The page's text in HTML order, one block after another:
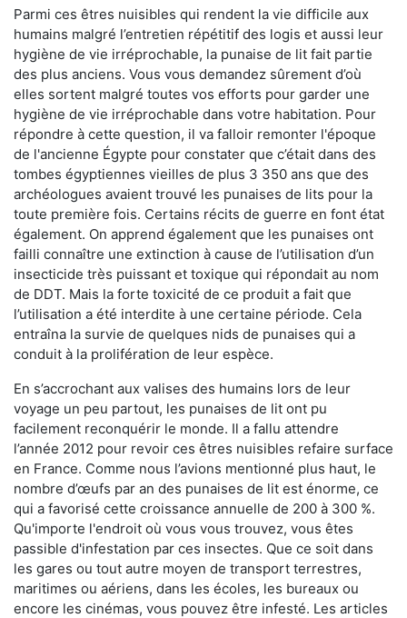
Parmi ces êtres nuisibles qui rendent la vie difficile aux
humains malgré l’entretien répétitif des logis et aussi leur
hygiène de vie irréprochable, la punaise de lit fait partie
des plus anciens. Vous vous demandez sûrement d’où
elles sortent malgré toutes vos efforts pour garder une
hygiène de vie irréprochable dans votre habitation. Pour
répondre à cette question, il va falloir remonter l'époque
de l'ancienne Égypte pour constater que c’était dans des
tombes égyptiennes vieilles de plus 3 350 ans que des
archéologues avaient trouvé les punaises de lits pour la
toute première fois. Certains récits de guerre en font état
également. On apprend également que les punaises ont
failli connaître une extinction à cause de l’utilisation d’un
insecticide très puissant et toxique qui répondait au nom
de DDT. Mais la forte toxicité de ce produit a fait que
l’utilisation a été interdite à une certaine période. Cela
entraîna la survie de quelques nids de punaises qui a
conduit à la prolifération de leur espèce.
En s’accrochant aux valises des humains lors de leur
voyage un peu partout, les punaises de lit ont pu
facilement reconquérir le monde. Il a fallu attendre
l’année 2012 pour revoir ces êtres nuisibles refaire surface
en France. Comme nous l’avions mentionné plus haut, le
nombre d’œufs par an des punaises de lit est énorme, ce
qui a favorisé cette croissance annuelle de 200 à 300 %.
Qu'importe l'endroit où vous vous trouvez, vous êtes
passible d'infestation par ces insectes. Que ce soit dans
les gares ou tout autre moyen de transport terrestres,
maritimes ou aériens, dans les écoles, les bureaux ou
encore les cinémas, vous pouvez être infesté. Les articles